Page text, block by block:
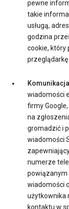
pewne
takie
usługą,
godzina
cookie, który
przeglądarkę
wiadomości
firmy
na
gromadzić i
wiadomości
numerze
wiadomości
użytkownika
kontaktu w